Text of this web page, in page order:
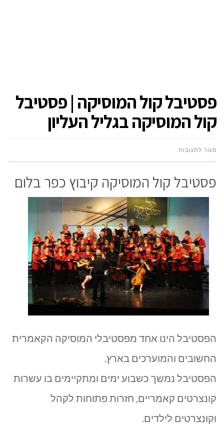
פסטיבל קול המוסיקה | פסטיבל
קול המוסיקה בגליל העליון
סגור לתגובותעל
המוסיקה
|
פסטיבל
פסטיבל קול המוסיקה קיבוץ כפר בלום
הפסטיבל הינו אחד מפסטיבלי המוסיקה הקאמרית
החשובים והמוערכים בארץ.
הפסטיבל נמשך כשבוע ימים ומתקיימים בו עשרות
קונצרטים קאמריים, חזרות פתוחות לקהל
וקונצרטים לילדים.